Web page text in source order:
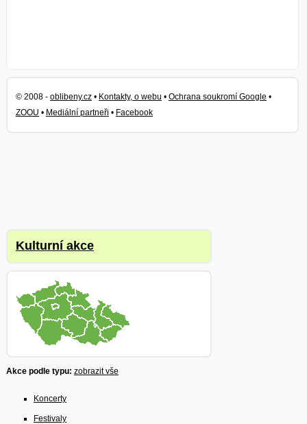
© 2008 - oblibeny.cz• Kontakty, o webu • Ochrana soukromí Google •
ZOOU • Mediální partneři • Facebook
Kulturní akce
Akce podle typu: zobrazit vše
Koncerty
Festivaly